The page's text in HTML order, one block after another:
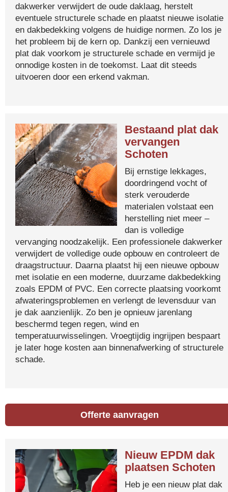
dakwerker verwijdert de oude daklaag, herstelt
eventuele structurele schade en plaatst nieuwe isolatie
en dakbedekking volgens de huidige normen. Zo los je
het probleem bij de kern op. Dankzij een vernieuwd
plat dak voorkom je structurele schade en vermijd je
onnodige kosten in de toekomst. Laat dit steeds
uitvoeren door een erkend vakman.
Bestaand plat dak
vervangen
Schoten
Bij ernstige lekkages,
doordringend vocht of
sterk verouderde
materialen volstaat een
herstelling niet meer –
dan is volledige
vervanging noodzakelijk. Een professionele dakwerker
verwijdert de volledige oude opbouw en controleert de
draagstructuur. Daarna plaatst hij een nieuwe opbouw
met isolatie en een moderne, duurzame dakbedekking
zoals EPDM of PVC. Een correcte plaatsing voorkomt
afwateringsproblemen en verlengt de levensduur van
je dak aanzienlijk. Zo ben je opnieuw jarenlang
beschermd tegen regen, wind en
temperatuurwisselingen. Vroegtijdig ingrijpen bespaart
je later hoge kosten aan binnenafwerking of structurele
schade.
Offerte aanvragen
Nieuw EPDM dak
plaatsen Schoten
Heb je een nieuw plat dak